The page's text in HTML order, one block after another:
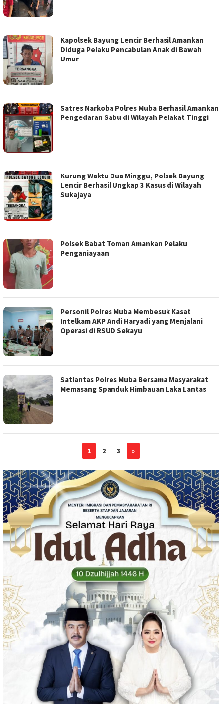
Kapolsek Bayung Lencir Berhasil Amankan
Diduga Pelaku Pencabulan Anak di Bawah
Umur
Satres Narkoba Polres Muba Berhasil Amankan
Pengedaran Sabu di Wilayah Pelakat Tinggi
Kurung Waktu Dua Minggu, Polsek Bayung
Lencir Berhasil Ungkap 3 Kasus di Wilayah
Sukajaya
Polsek Babat Toman Amankan Pelaku
Penganiayaan
Personil Polres Muba Membesuk Kasat
Intelkam AKP Andi Haryadi yang Menjalani
Operasi di RSUD Sekayu
Satlantas Polres Muba Bersama Masyarakat
Memasang Spanduk Himbauan Laka Lantas
1 2 3 »